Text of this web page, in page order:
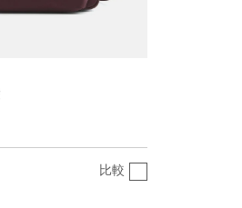
比較